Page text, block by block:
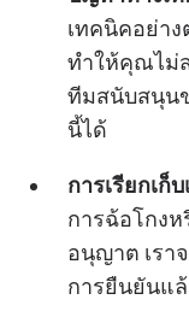
เทคนิคอย่า
ทำให้คุณไม่
ทีมสนับสนุน
นี้ได้
การเรียกเก็
การฉ้อโกงห
อนุญาต เรา
การยืนยันแล้